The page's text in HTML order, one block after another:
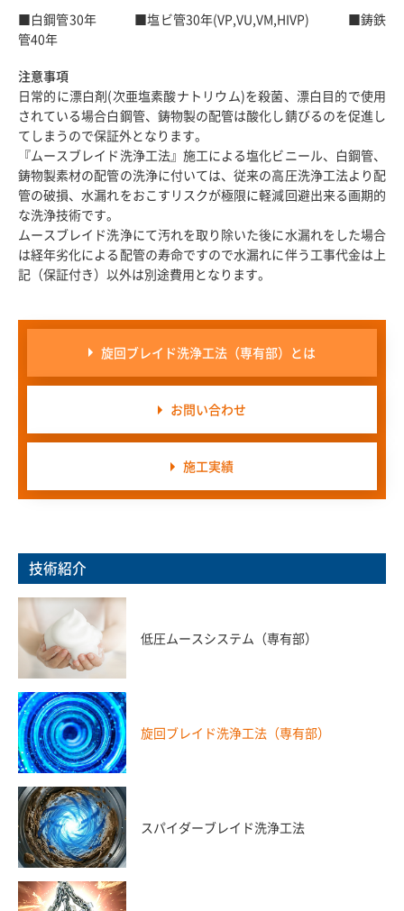
■白鋼管30年 ■塩ビ管30年(VP,VU,VM,HIVP) ■鋳鉄
管40年
注意事項
日常的に漂白剤(次亜塩素酸ナトリウム)を殺菌、漂白目的で使用
されている場合白鋼管、鋳物製の配管は酸化し錆びるのを促進し
てしまうので保証外となります。
『ムースブレイド洗浄工法』施工による塩化ビニール、白鋼管、
鋳物製素材の配管の洗浄に付いては、従来の高圧洗浄工法より配
管の破損、水漏れをおこすリスクが極限に軽減回避出来る画期的
な洗浄技術です。
ムースブレイド洗浄にて汚れを取り除いた後に水漏れをした場合
は経年劣化による配管の寿命ですので水漏れに伴う工事代金は上
記（保証付き）以外は別途費用となります。
旋回ブレイド洗浄工法（専有部）とは
お問い合わせ
施工実績
技術紹介
低圧ムースシステム（専有部）
旋回ブレイド洗浄工法（専有部）
スパイダーブレイド洗浄工法